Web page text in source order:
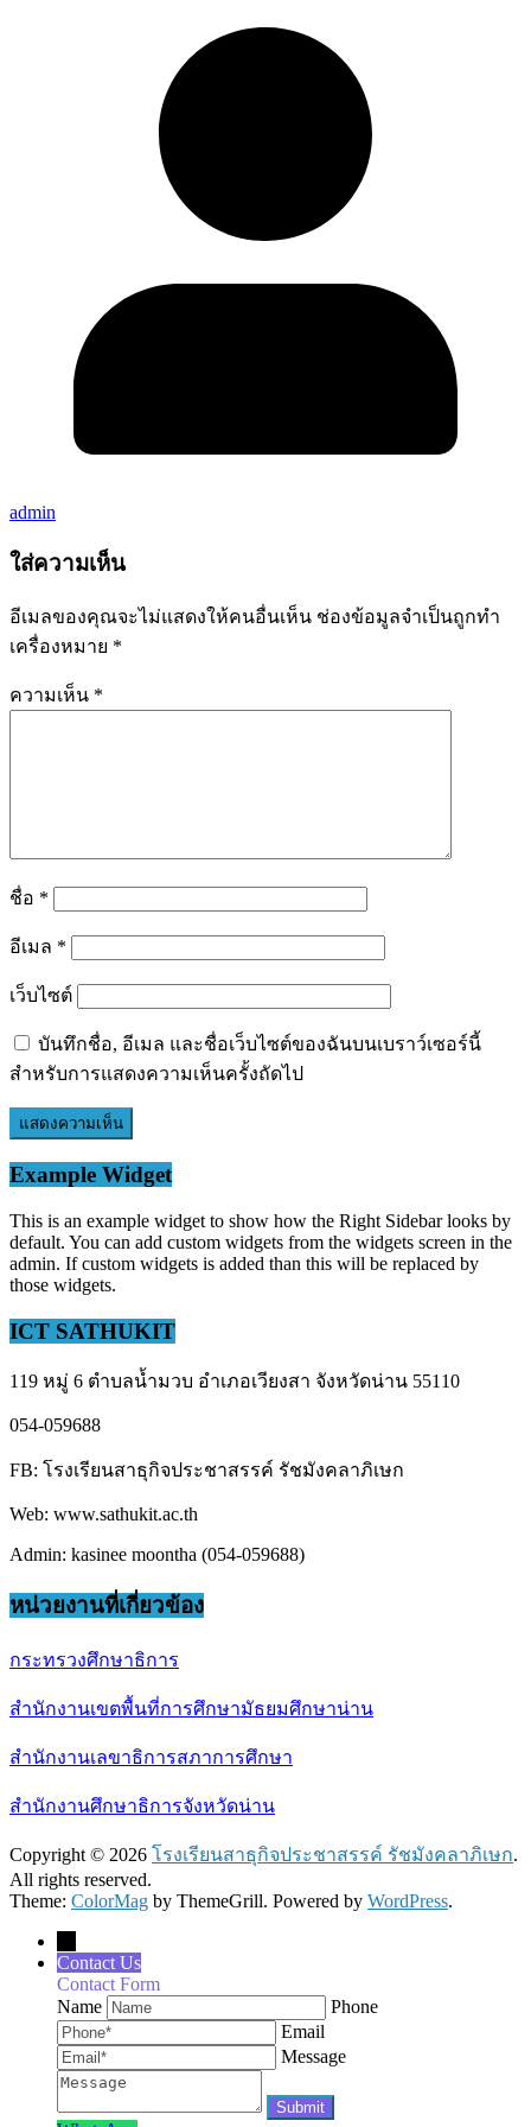
admin
ใส่ความเห็น
อีเมลของคุณจะไม่แสดงให้คนอื่นเห็น ช่องข้อมูลจำเป็นถูกทำ
เครื่องหมาย *
ความเห็น *
ชื่อ *
อีเมล *
เว็บไซต์
บันทึกชื่อ, อีเมล และชื่อเว็บไซต์ของฉันบนเบราว์เซอร์นี้
สำหรับการแสดงความเห็นครั้งถัดไป
Example Widget
This is an example widget to show how the Right Sidebar looks by
default. You can add custom widgets from the widgets screen in the
admin. If custom widgets is added than this will be replaced by
those widgets.
ICT SATHUKIT
119 หมู่ 6 ตำบลน้ำมวบ อำเภอเวียงสา จังหวัดน่าน 55110
054-059688
FB: โรงเรียนสาธุกิจประชาสรรค์ รัชมังคลาภิเษก
Web: www.sathukit.ac.th
Admin: kasinee moontha (054-059688)
หน่วยงานที่เกี่ยวข้อง
กระทรวงศึกษาธิการ
สำนักงานเขตพื้นที่การศึกษามัธยมศึกษาน่าน
สำนักงานเลขาธิการสภาการศึกษา
สำนักงานศึกษาธิการจังหวัดน่าน
Copyright © 2026 โรงเรียนสาธุกิจประชาสรรค์ รัชมังคลาภิเษก.
All rights reserved.
Theme: ColorMag by ThemeGrill. Powered by WordPress.
Contact Us
Contact Form
Name
Phone
Email
Message